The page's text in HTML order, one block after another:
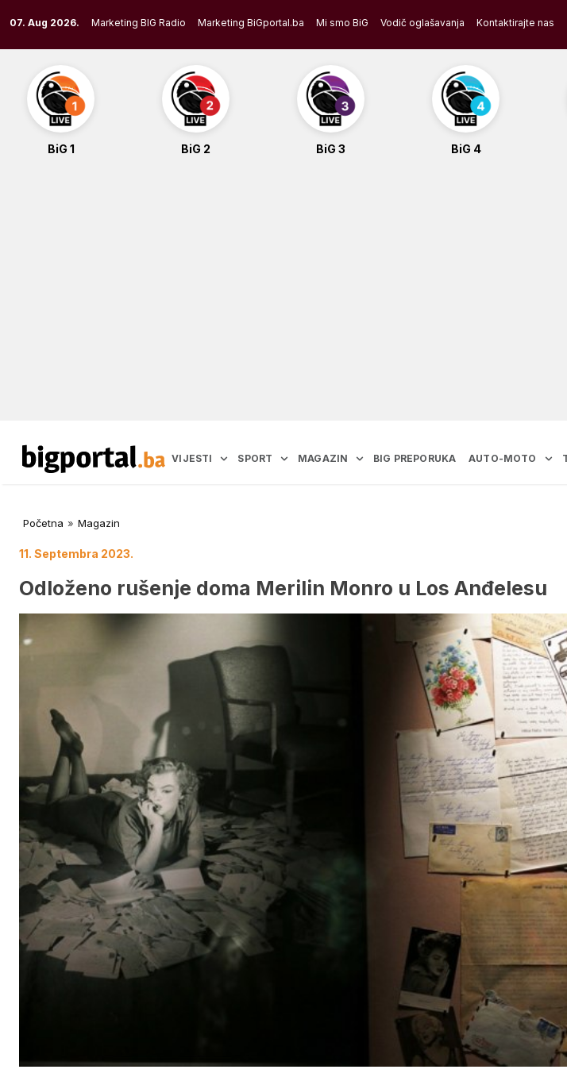
to
content
07. Aug 2026. Marketing BIG Radio Marketing BiGportal.ba Mi smo BiG Vodič oglašavanja Kontaktirajte nas
BiG 1 BiG 2 BiG 3 BiG 4
VIJESTI SPORT MAGAZIN BIG PREPORUKA AUTO-MOTO
Početna » Magazin
11. Septembra 2023.
Odloženo rušenje doma Merilin Monro u Los Anđelesu